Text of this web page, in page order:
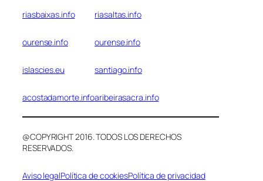
riasbaixas.info riasaltas.info
ourense.info ourense.info
islascies.eu santiago.info
acostadamorte.infoaribeirasacra.info
@COPYRIGHT 2016. TODOS LOS DERECHOS
RESERVADOS.
Aviso legalPolítica de cookiesPolítica de privacidad